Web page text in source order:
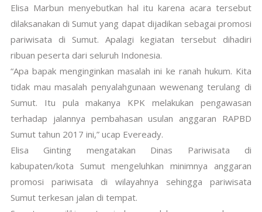
Elisa Marbun menyebutkan hal itu karena acara tersebut
dilaksanakan di Sumut yang dapat dijadikan sebagai promosi
pariwisata di Sumut. Apalagi kegiatan tersebut dihadiri
ribuan peserta dari seluruh Indonesia.
“Apa bapak menginginkan masalah ini ke ranah hukum. Kita
tidak mau masalah penyalahgunaan wewenang terulang di
Sumut. Itu pula makanya KPK melakukan pengawasan
terhadap jalannya pembahasan usulan anggaran RAPBD
Sumut tahun 2017 ini,” ucap Eveready.
Elisa Ginting mengatakan Dinas Pariwisata di
kabupaten/kota Sumut mengeluhkan minimnya anggaran
promosi pariwisata di wilayahnya sehingga pariwisata
Sumut terkesan jalan di tempat.